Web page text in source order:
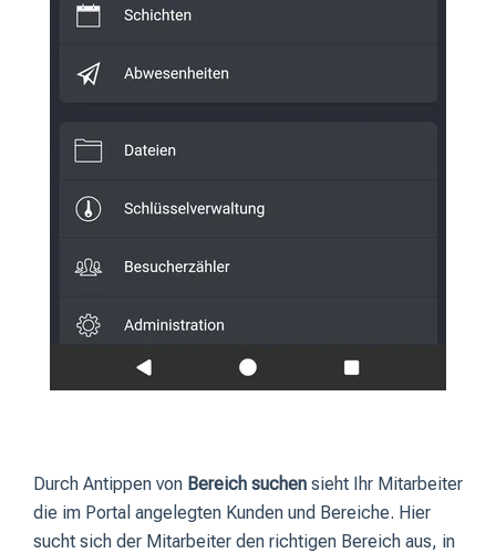
Durch Antippen von Bereich suchen sieht Ihr Mitarbeiter
die im Portal angelegten Kunden und Bereiche. Hier
sucht sich der Mitarbeiter den richtigen Bereich aus, in